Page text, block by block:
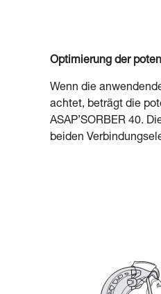
Optimierung der
Wenn die
achtet, beträgt die
ASAP’SORBER 40.
beiden